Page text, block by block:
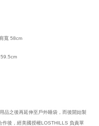
寬 58cm
品之後再延伸至戶外睡袋，而後開始製
後，經美國授權LOSTHILLS 負責單